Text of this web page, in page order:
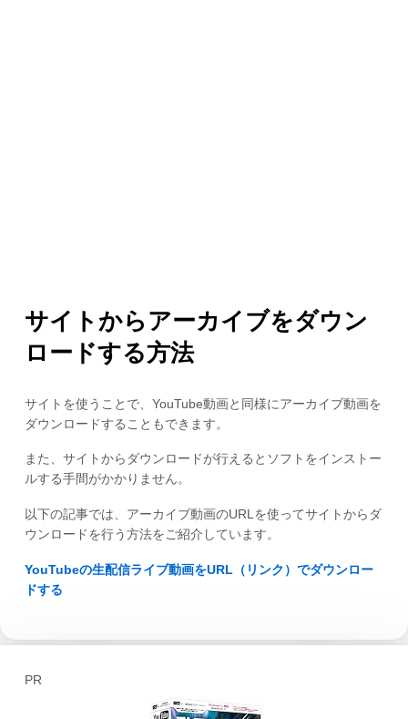
サイトからアーカイブをダウン
ロードする方法
サイトを使うことで、YouTube動画と同様にアーカイブ動画を
ダウンロードすることもできます。
また、サイトからダウンロードが行えるとソフトをインストー
ルする手間がかかりません。
以下の記事では、アーカイブ動画のURLを使ってサイトからダ
ウンロードを行う方法をご紹介しています。
YouTubeの生配信ライブ動画をURL（リンク）でダウンロー
ドする
PR